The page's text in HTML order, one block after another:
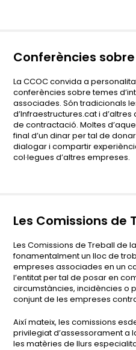
Conferències
La CCOC convida a
conferències sobre temes
associades. Són tradicionals
d’Infraestructures.cat i
de contractació. Moltes
final d’un dinar per tal de
dialogar i compartir
col·legues d’altres empreses.
Les Comissions de
Les Comissions de Treball de
fonamentalment un lloc de
empreses associades en un
l’entitat per tal de posar en
circumstàncies, incidències o
conjunt de les empreses
Així mateix, les comissions
privilegiat d’assessorament a
les matèries de llurs